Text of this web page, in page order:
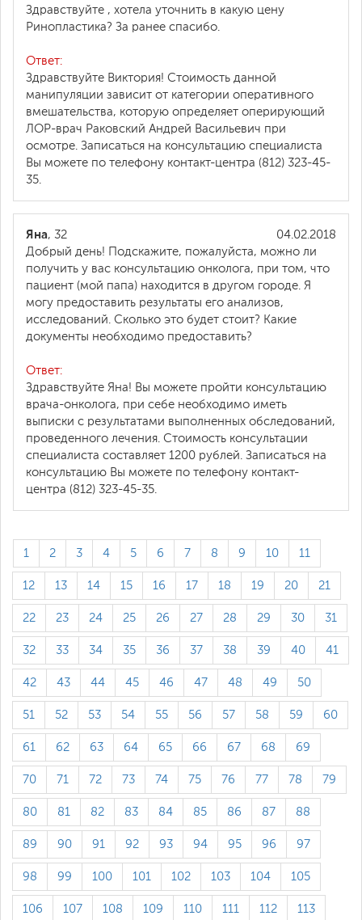
Здравствуйте , хотела уточнить в какую цену
Ринопластика? За ранее спасибо.
Ответ:
Здравствуйте Виктория! Стоимость данной
манипуляции зависит от категории оперативного
вмешательства, которую определяет оперирующий
ЛОР-врач Раковский Андрей Васильевич при
осмотре. Записаться на консультацию специалиста
Вы можете по телефону контакт-центра (812) 323-45-
35.
04.02.2018
Яна, 32
Добрый день! Подскажите, пожалуйста, можно ли
получить у вас консультацию онколога, при том, что
пациент (мой папа) находится в другом городе. Я
могу предоставить результаты его анализов,
исследований. Сколько это будет стоит? Какие
документы необходимо предоставить?
Ответ:
Здравствуйте Яна! Вы можете пройти консультацию
врача-онколога, при себе необходимо иметь
выписки с результатами выполненных обследований,
проведенного лечения. Стоимость консультации
специалиста составляет 1200 рублей. Записаться на
консультацию Вы можете по телефону контакт-
центра (812) 323-45-35.
1 2 3 4 5 6 7 8 9 10 11
12 13 14 15 16 17 18 19 20 21
22 23 24 25 26 27 28 29 30 31
32 33 34 35 36 37 38 39 40 41
42 43 44 45 46 47 48 49 50
51 52 53 54 55 56 57 58 59 60
61 62 63 64 65 66 67 68 69
70 71 72 73 74 75 76 77 78 79
80 81 82 83 84 85 86 87 88
89 90 91 92 93 94 95 96 97
98 99 100 101 102 103 104 105
106 107 108 109 110 111 112 113